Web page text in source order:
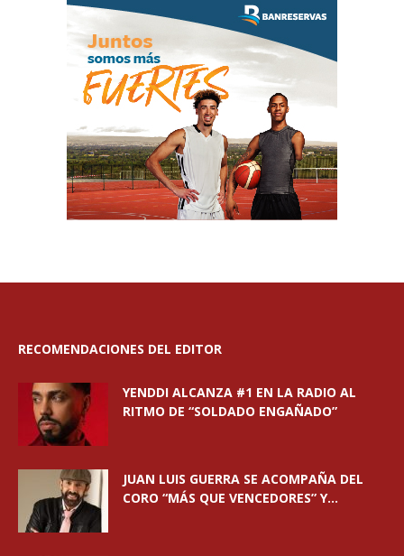
RECOMENDACIONES DEL EDITOR
YENDDI ALCANZA #1 EN LA RADIO AL
RITMO DE “SOLDADO ENGAÑADO”
JUAN LUIS GUERRA SE ACOMPAÑA DEL
CORO “MÁS QUE VENCEDORES” Y...